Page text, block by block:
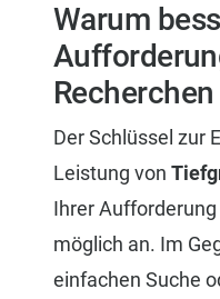
Warum
Der Schlüssel zur
Leistung von
Ihrer
möglich an. Im
einfachen Suche